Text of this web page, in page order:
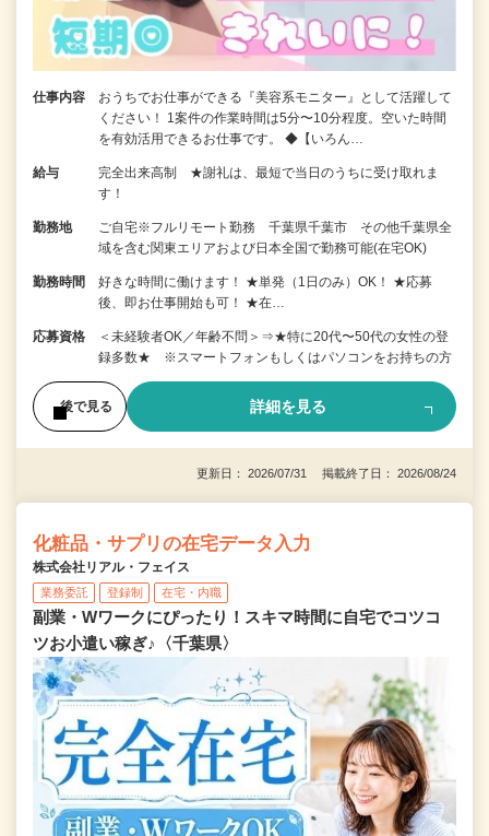
仕事内容
おうちでお仕事ができる『美容系モニター』として活躍して
ください！ 1案件の作業時間は5分〜10分程度。空いた時間
を有効活用できるお仕事です。 ◆【いろん…
給与
完全出来高制 ★謝礼は、最短で当日のうちに受け取れま
す！
勤務地
ご自宅※フルリモート勤務 千葉県千葉市 その他千葉県全
域を含む関東エリアおよび日本全国で勤務可能(在宅OK)
勤務時間
好きな時間に働けます！ ★単発（1日のみ）OK！ ★応募
後、即お仕事開始も可！ ★在…
応募資格
＜未経験者OK／年齢不問＞⇒★特に20代〜50代の女性の登
録多数★ ※スマートフォンもしくはパソコンをお持ちの方
後で見る 詳細を見る
更新日： 2026/07/31 掲載終了日： 2026/08/24
化粧品・サプリの在宅データ入力
株式会社リアル・フェイス
業務委託 登録制 在宅・内職
副業・Wワークにぴったり！スキマ時間に自宅でコツコ
ツお小遣い稼ぎ♪〈千葉県〉